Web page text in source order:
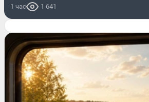
1 час 1 641